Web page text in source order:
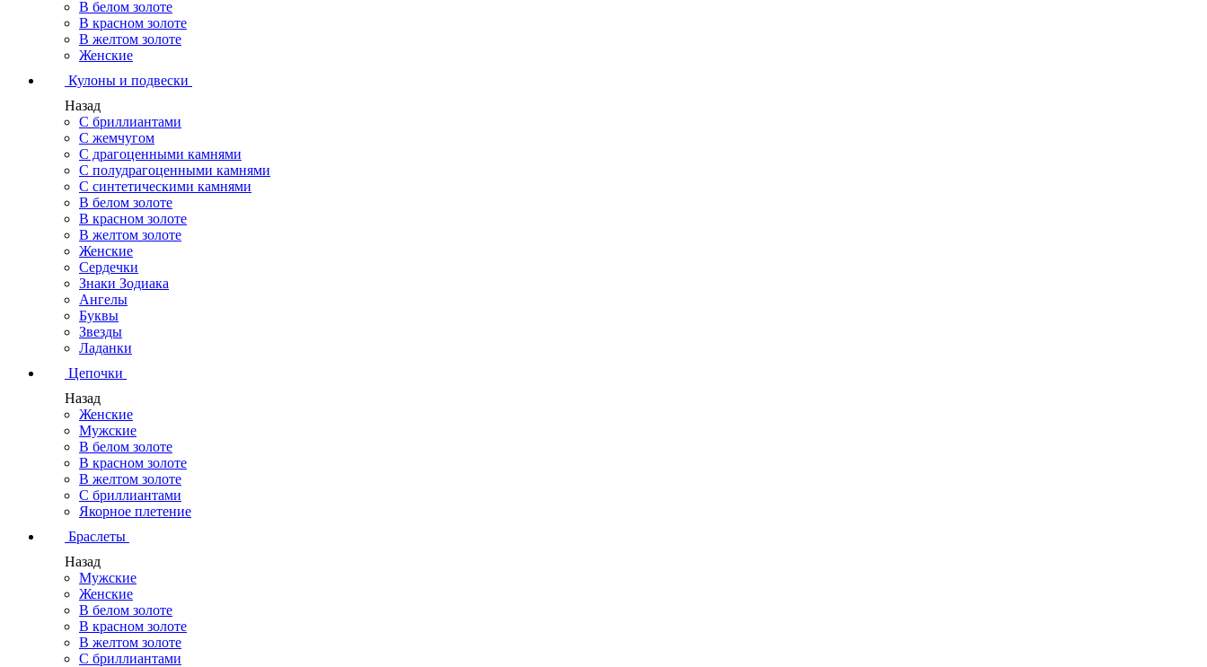
В белом золоте
В красном золоте
В желтом золоте
Женские
Кулоны и подвески
Назад
С бриллиантами
С жемчугом
С драгоценными камнями
С полудрагоценными камнями
С синтетическими камнями
В белом золоте
В красном золоте
В желтом золоте
Женские
Сердечки
Знаки Зодиака
Ангелы
Буквы
Звезды
Ладанки
Цепочки
Назад
Женские
Мужские
В белом золоте
В красном золоте
В желтом золоте
С бриллиантами
Якорное плетение
Браслеты
Назад
Мужские
Женские
В белом золоте
В красном золоте
В желтом золоте
С бриллиантами